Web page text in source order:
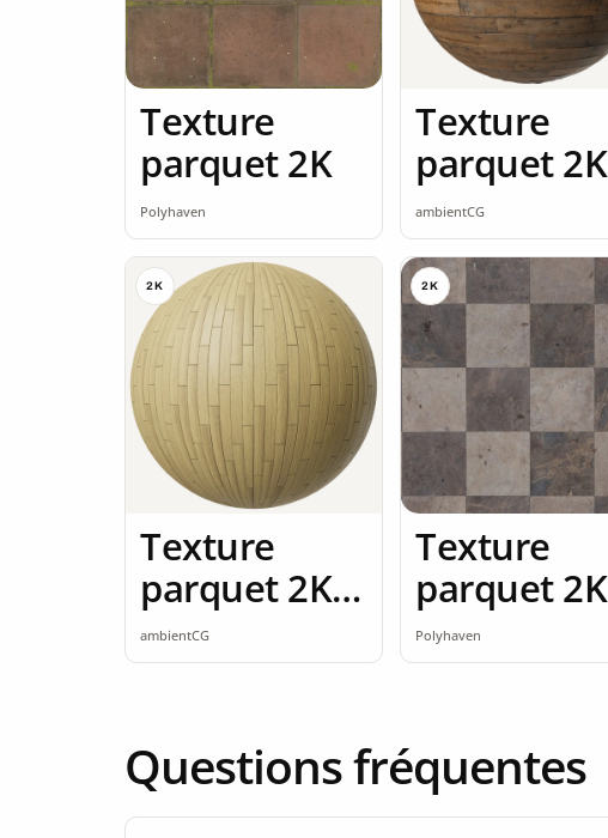
Texture
parquet 2K
Polyhaven
Texture
parquet 2K
seamless
ambientCG
2K
Texture
parquet 2K
seamless
ambientCG
2K
Texture
parquet 2K
Polyhaven
Questions fréquentes